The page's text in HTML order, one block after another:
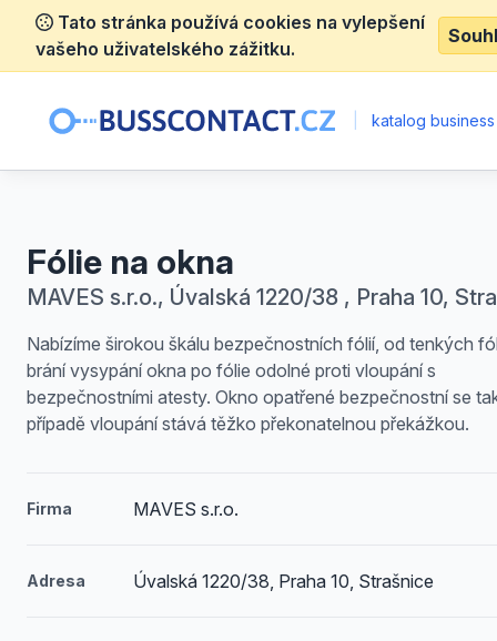
Tato stránka používá cookies na vylepšení
vašeho uživatelského zážitku.
katalog
Fólie na okna
MAVES s.r.o., Úvalská 1220/38 , Praha 10,
Nabízíme širokou škálu bezpečnostních fólií, od tenkých
brání vysypání okna po fólie odolné proti vloupání s
bezpečnostními atesty. Okno opatřené bezpečnostní se
případě vloupání stává těžko překonatelnou překážkou.
Firma MAVES s.r.o.
Adresa Úvalská 1220/38, Praha 10, Strašnice